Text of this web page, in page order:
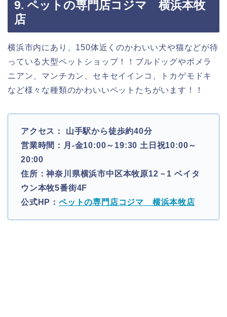
9. ペットの専門店コジマ 横浜本牧
店
横浜市内にあり、150体近くのかわいい犬や猫などが待
っている大型ペットショップ！！ブルドッグやポメラ
ニアン、マンチカン、セキセイインコ、トカゲモドキ
など様々な種類のかわいいペットたちがいます！！
アクセス： 山手駅から徒歩約40分
営業時間：月-金10:00～19:30 土日祝10:00～
20:00
住所：神奈川県横浜市中区本牧原12－1 ベイタ
ウン本牧5番街4F
公式HP： ペットの専門店コジマ 横浜本牧店